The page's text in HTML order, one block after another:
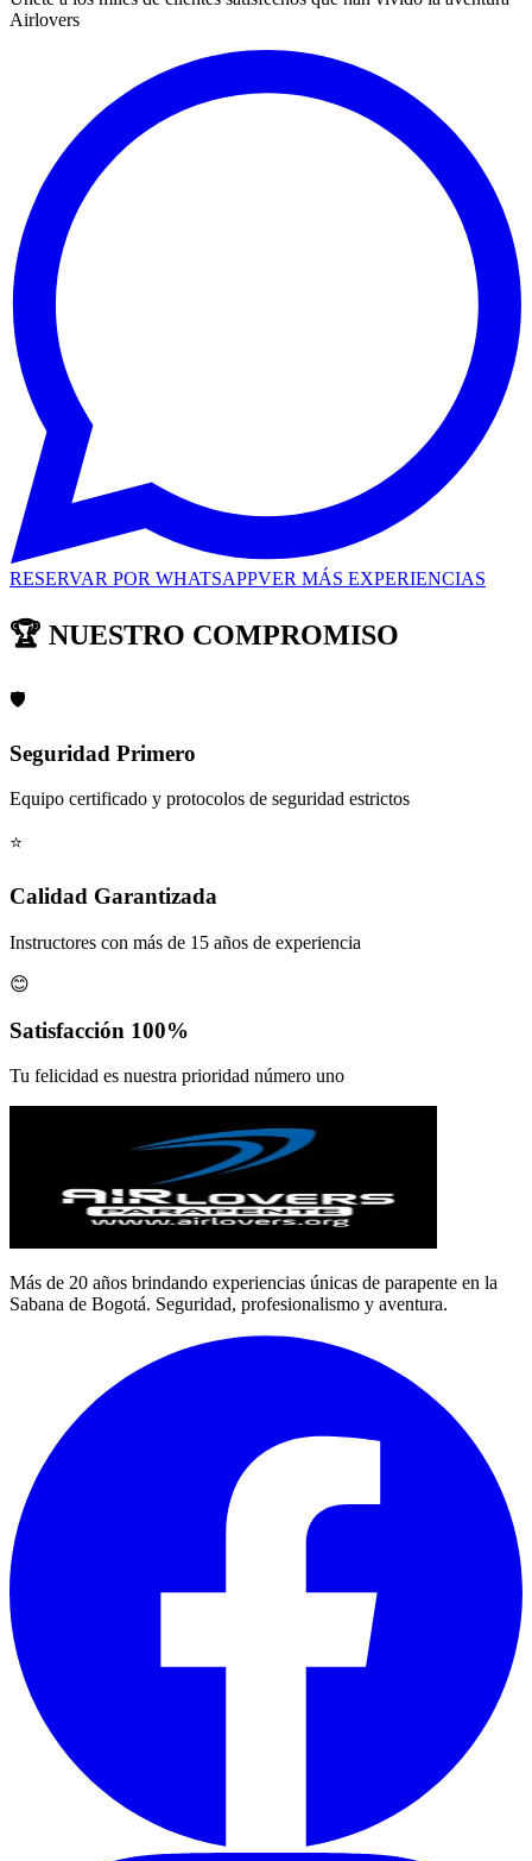
Airlovers
RESERVAR POR WHATSAPPVER MÁS EXPERIENCIAS
🏆 NUESTRO COMPROMISO
🛡️
Seguridad Primero
Equipo certificado y protocolos de seguridad estrictos
⭐
Calidad Garantizada
Instructores con más de 15 años de experiencia
😊
Satisfacción 100%
Tu felicidad es nuestra prioridad número uno
Más de 20 años brindando experiencias únicas de parapente en la
Sabana de Bogotá. Seguridad, profesionalismo y aventura.